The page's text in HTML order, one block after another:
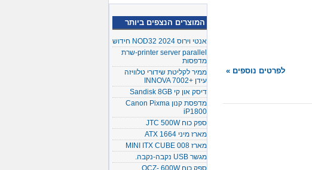
המוצרים הנצפים ביותר
אנטי וירוס NOD32 2024 חידוש
printer server parallel-שרת
מדפסות
ממיר לקליטת שידורי טלוויזה
עידן +INNOVA 7002
דיסק און קי Sandisk 8GB
מדפסת קנון Canon Pixma
iP1800
ספק כוח JTC 500W
מארז מיני ATX 1664
מארז MINI ITX CUBE 008
מגשר USB נקבה-נקבה.
ספק כוח OCZ- 600W
לפרטים נוספים »